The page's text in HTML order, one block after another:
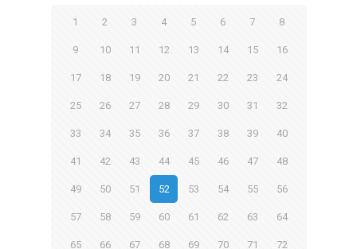
1 2 3 4 5 6 7 8
9 10 11 12 13 14 15 16
17 18 19 20 21 22 23 24
25 26 27 28 29 30 31 32
33 34 35 36 37 38 39 40
41 42 43 44 45 46 47 48
49 50 51 52 53 54 55 56
57 58 59 60 61 62 63 64
65 66 67 68 69 70 71 72